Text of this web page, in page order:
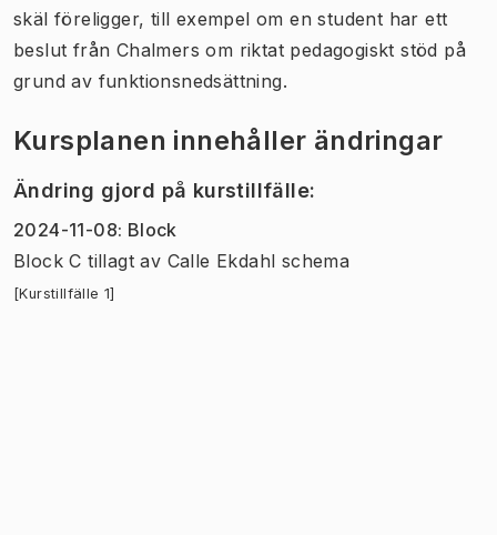
skäl föreligger, till exempel om en student har ett
beslut från Chalmers om riktat pedagogiskt stöd på
grund av funktionsnedsättning.
Kursplanen innehåller ändringar
Ändring gjord på kurstillfälle:
2024-11-08: Block
Block C tillagt av Calle Ekdahl schema
[Kurstillfälle 1]